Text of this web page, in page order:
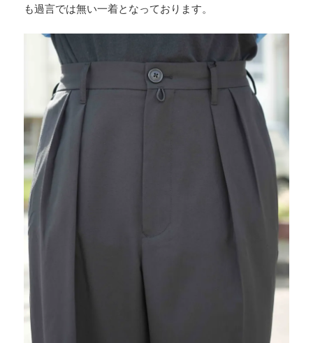
も過言では無い一着となっております。